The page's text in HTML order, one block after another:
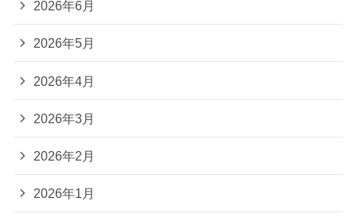
2026年6月
2026年5月
2026年4月
2026年3月
2026年2月
2026年1月